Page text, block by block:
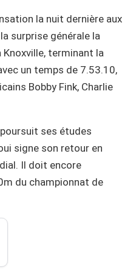
la nuit dernière aux
surprise générale la
terminant la
un temps de 7.53.10,
Bobby Fink, Charlie
ses études
signe son retour en
Il doit encore
du championnat de